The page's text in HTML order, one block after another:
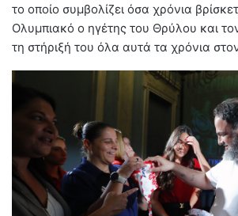
το οποίο συμβολίζει όσα χρόνια
Ολυμπιακό ο ηγέτης του Θρύλου και
τη στήριξή του όλα αυτά τα χρόνια